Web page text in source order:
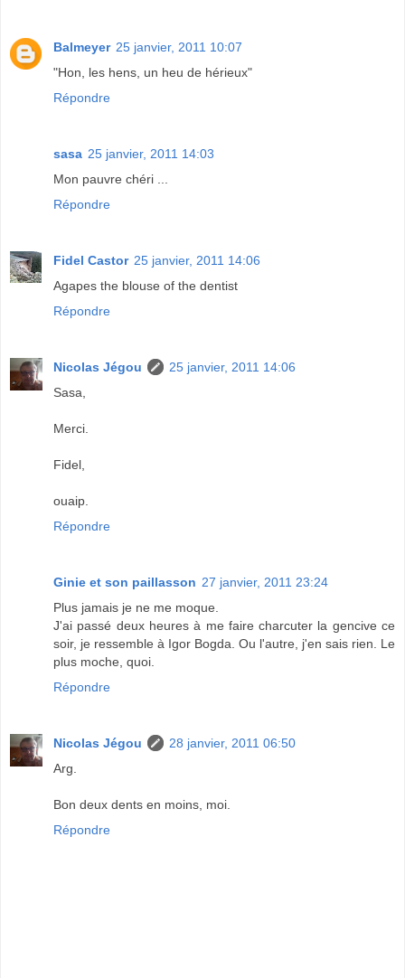
Balmeyer 25 janvier, 2011 10:07
"Hon, les hens, un heu de hérieux"
Répondre
sasa 25 janvier, 2011 14:03
Mon pauvre chéri ...
Répondre
Fidel Castor 25 janvier, 2011 14:06
Agapes the blouse of the dentist
Répondre
Nicolas Jégou
25 janvier, 2011 14:06
Sasa,
Merci.
Fidel,
ouaip.
Répondre
Ginie et son paillasson 27 janvier, 2011 23:24
Plus jamais je ne me moque.
J'ai passé deux heures à me faire charcuter la gencive ce
soir, je ressemble à Igor Bogda. Ou l'autre, j'en sais rien. Le
plus moche, quoi.
Répondre
Nicolas Jégou
28 janvier, 2011 06:50
Arg.
Bon deux dents en moins, moi.
Répondre